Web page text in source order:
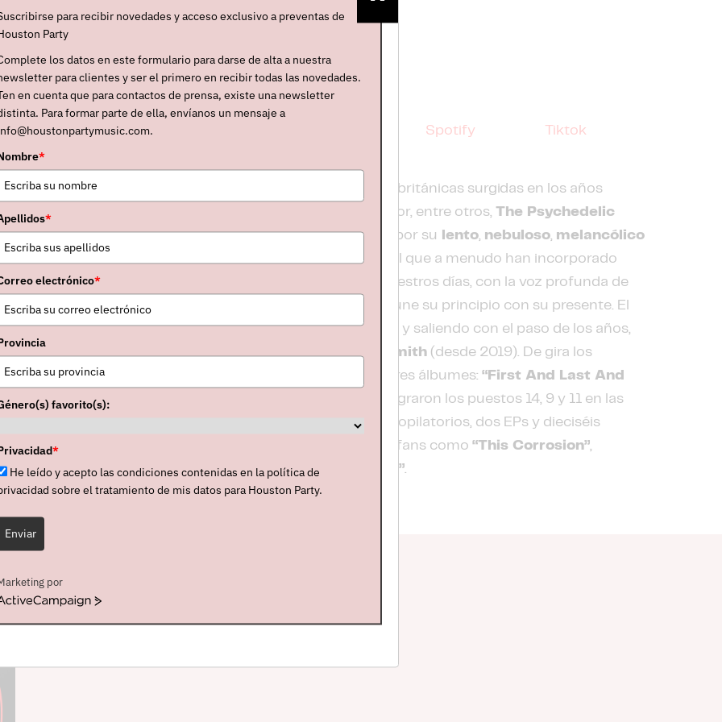
Sello:
WEA
Facebook Spotify
Tiktok
Of Mercy
son una de las principales bandas rockeras británicas surgidas en los años
cuando la primera oleada del
. Influenciados por, entre otros, The Psychedelic
,Pere Ubu,The CrampsyDavid Bowie, y sostenidos por su lento, nebuloso, melancólico
híbrido entre
, pura marca de la casa, al que a menudo han incorporado
baile, su alargada e influyente sombra perdura hasta nuestros días, con la voz profunda de
Eldritchejerciendo de hilo inalterable, el que desde 1980 une su principio con su presente. El
componentes, entre disidencias internas, han ido entrando y saliendo con el paso de los años,
otros dos actualesBen Christo(desde 2006) yAndy Smith (desde 2019). De gira los
también, desde 2012,
. En su discografía, tres álbumes: “First And Last And
(1985), “Floodland”
(1990), que lograron los puestos 14, 9 y 11 en las
respectivamente. A ellos hay que sumar cuatro recopilatorios, dos EPs y dieciséis
en medio de todo ello,
convertidos en himnos de sus fans como “This Corrosion”,
My Reflection”,“Dominion”,“More” y“Temple Of Love”.
para recibir novedades y acceso exclusivo a preventas de
Party
los datos en este formulario para darse de alta a nuestra
para clientes y ser el primero en recibir todas las novedades.
en cuenta que para contactos de prensa, existe una newsletter
Para formar parte de ella, envíanos un mensaje a
*
*
electrónico*
favorito(s):
*
He leído y acepto las condiciones contenidas en la política de
sobre el tratamiento de mis datos para Houston Party.
Enviar
por